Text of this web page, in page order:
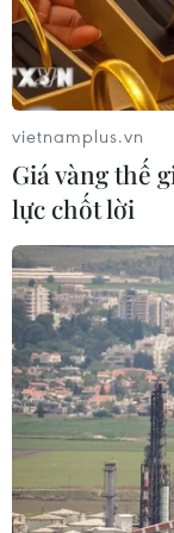
tra ban đầu vụ
trung tâm
06/08/2026 06:00
Khẩn trường
hiện trường, điều
nguyên nhân vụ
Biên Hòa
06/08/2026 04:37
vietnamplus.vn
Giá vàng thế
lực chốt lời